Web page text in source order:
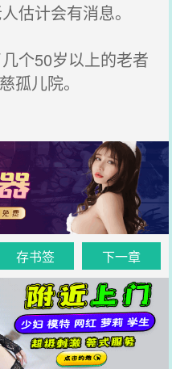
估计会有消息。
个50岁以上的老者
孤儿院。
存书签 下一章